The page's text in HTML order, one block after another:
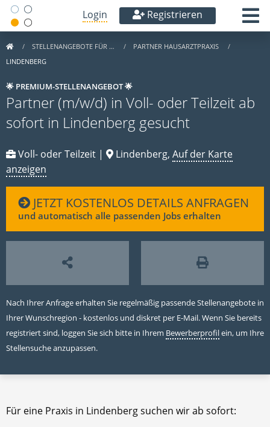
Login Registrieren
STELLENANGEBOTE FÜR …
PARTNER HAUSARZTPRAXIS
LINDENBERG
🌟 PREMIUM-STELLENANGEBOT 🌟
Partner (m/w/d) in Voll- oder Teilzeit ab
sofort in Lindenberg gesucht
Voll- oder Teilzeit | Lindenberg, Auf der Karte
anzeigen
JETZT KOSTENLOS DETAILS ANFRAGEN
und automatisch alle passenden Jobs erhalten
Nach Ihrer Anfrage erhalten Sie regelmäßig passende Stellenangebote in
Ihrer Wunschregion - kostenlos und diskret per E-Mail. Wenn Sie bereits
registriert sind, loggen Sie sich bitte in Ihrem Bewerberprofilein, um Ihre
Stellensuche anzupassen.
Für eine Praxis in Lindenberg suchen wir ab sofort: